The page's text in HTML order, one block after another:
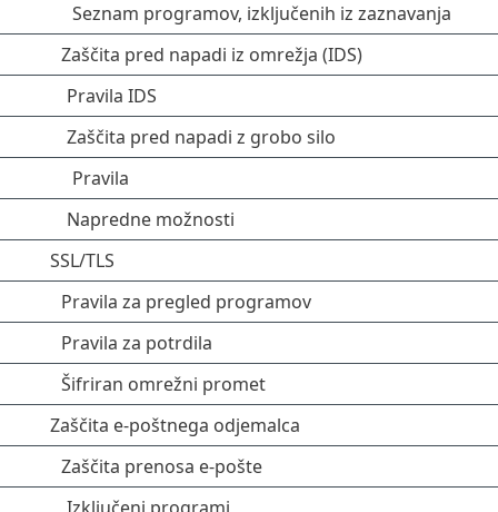
Seznam programov, izključenih iz zaznavanja
Zaščita pred napadi iz omrežja (IDS)
Pravila IDS
Zaščita pred napadi z grobo silo
Pravila
Napredne možnosti
SSL/TLS
Pravila za pregled programov
Pravila za potrdila
Šifriran omrežni promet
Zaščita e-poštnega odjemalca
Zaščita prenosa e-pošte